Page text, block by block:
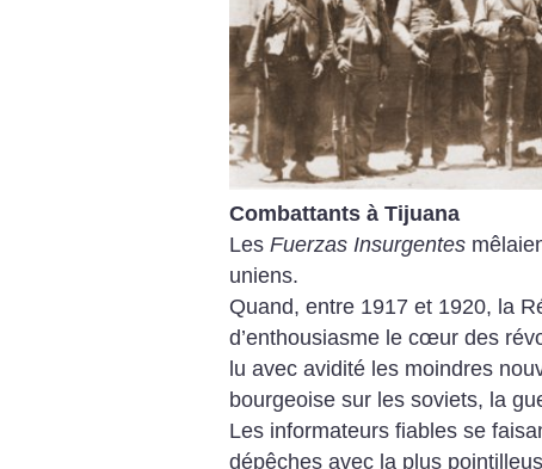
Combattants à Tijuana
Les Fuerzas Insurgentes
uniens.
Quand, entre 1917 et 1920, la
d’enthousiasme le cœur des
lu avec avidité les moindres
bourgeoise sur les soviets, la
Les informateurs fiables se
dépêches avec la plus